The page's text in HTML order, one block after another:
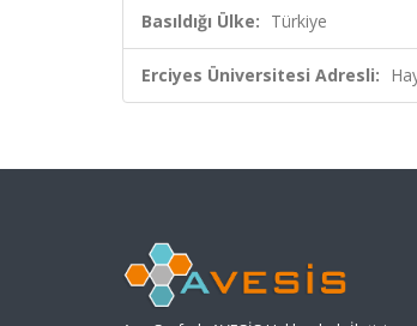
Basıldığı Ülke: Türkiye
Erciyes Üniversitesi Adresli: